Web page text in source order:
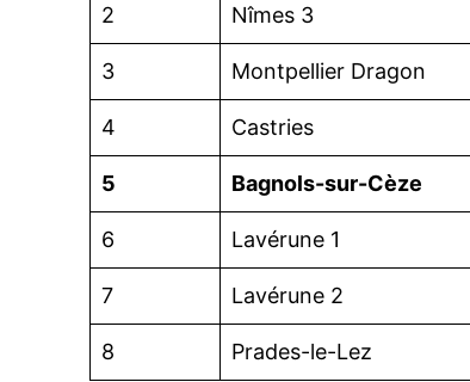
2 Nîmes 3
3 Montpellier Dragon
4 Castries
5 Bagnols-sur-Cèze
6 Lavérune 1
7 Lavérune 2
8 Prades-le-Lez